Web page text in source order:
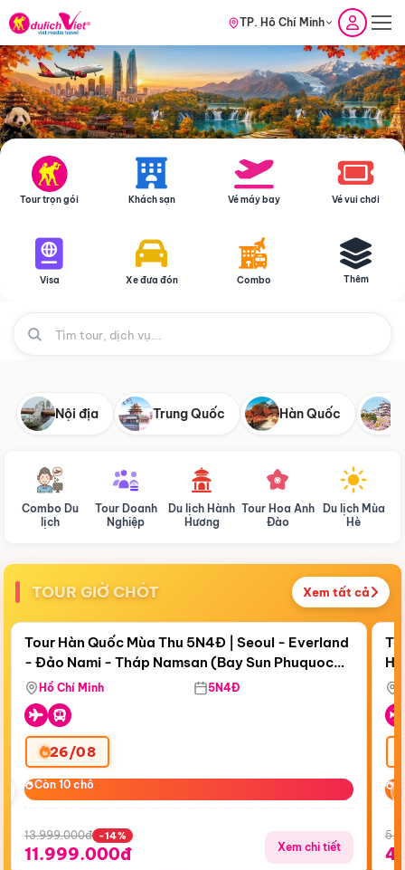
TP. Hồ Chí Minh
Tour trọn gói Khách sạn Vé máy bay Vé vui chơi
Visa Xe đưa đón Combo Thêm
Nội địa Trung Quốc Hàn Quốc
Combo Du
lịch
Tour Doanh
Nghiệp
Du lịch Hành
Hương
Tour Hoa Anh
Đào
Du lịch Mùa
Hè
TOUR GIỜ CHÓT Xem tất cả
Còn18 ngày 17:42:43
Bay Sun Phuquoc Airways
Điểm nổi bật
Tour Hàn Quốc Mùa Thu 5N4Đ | Seoul - Everland
- Đảo Nami - Tháp Namsan (Bay Sun Phuquoc
Airways)
Hồ Chí Minh 5N4Đ
26/08
Còn 10 chỗ
Còn 10 chỗ
13.999.000đ -14%
11.999.000đ Xem chi tiết